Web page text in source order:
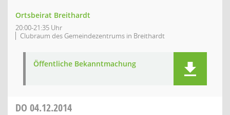
Ortsbeirat Breithardt
20:00-21:35 Uhr
Clubraum des Gemeindezentrums in Breithardt
Öffentliche Bekanntmachung
DO 04.12.2014